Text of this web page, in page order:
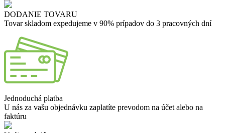
DODANIE TOVARU
Tovar skladom expedujeme v 90% prípadov do 3 pracovných dní
Jednoduchá platba
U nás za vašu objednávku zaplatíte prevodom na účet alebo na
faktúru